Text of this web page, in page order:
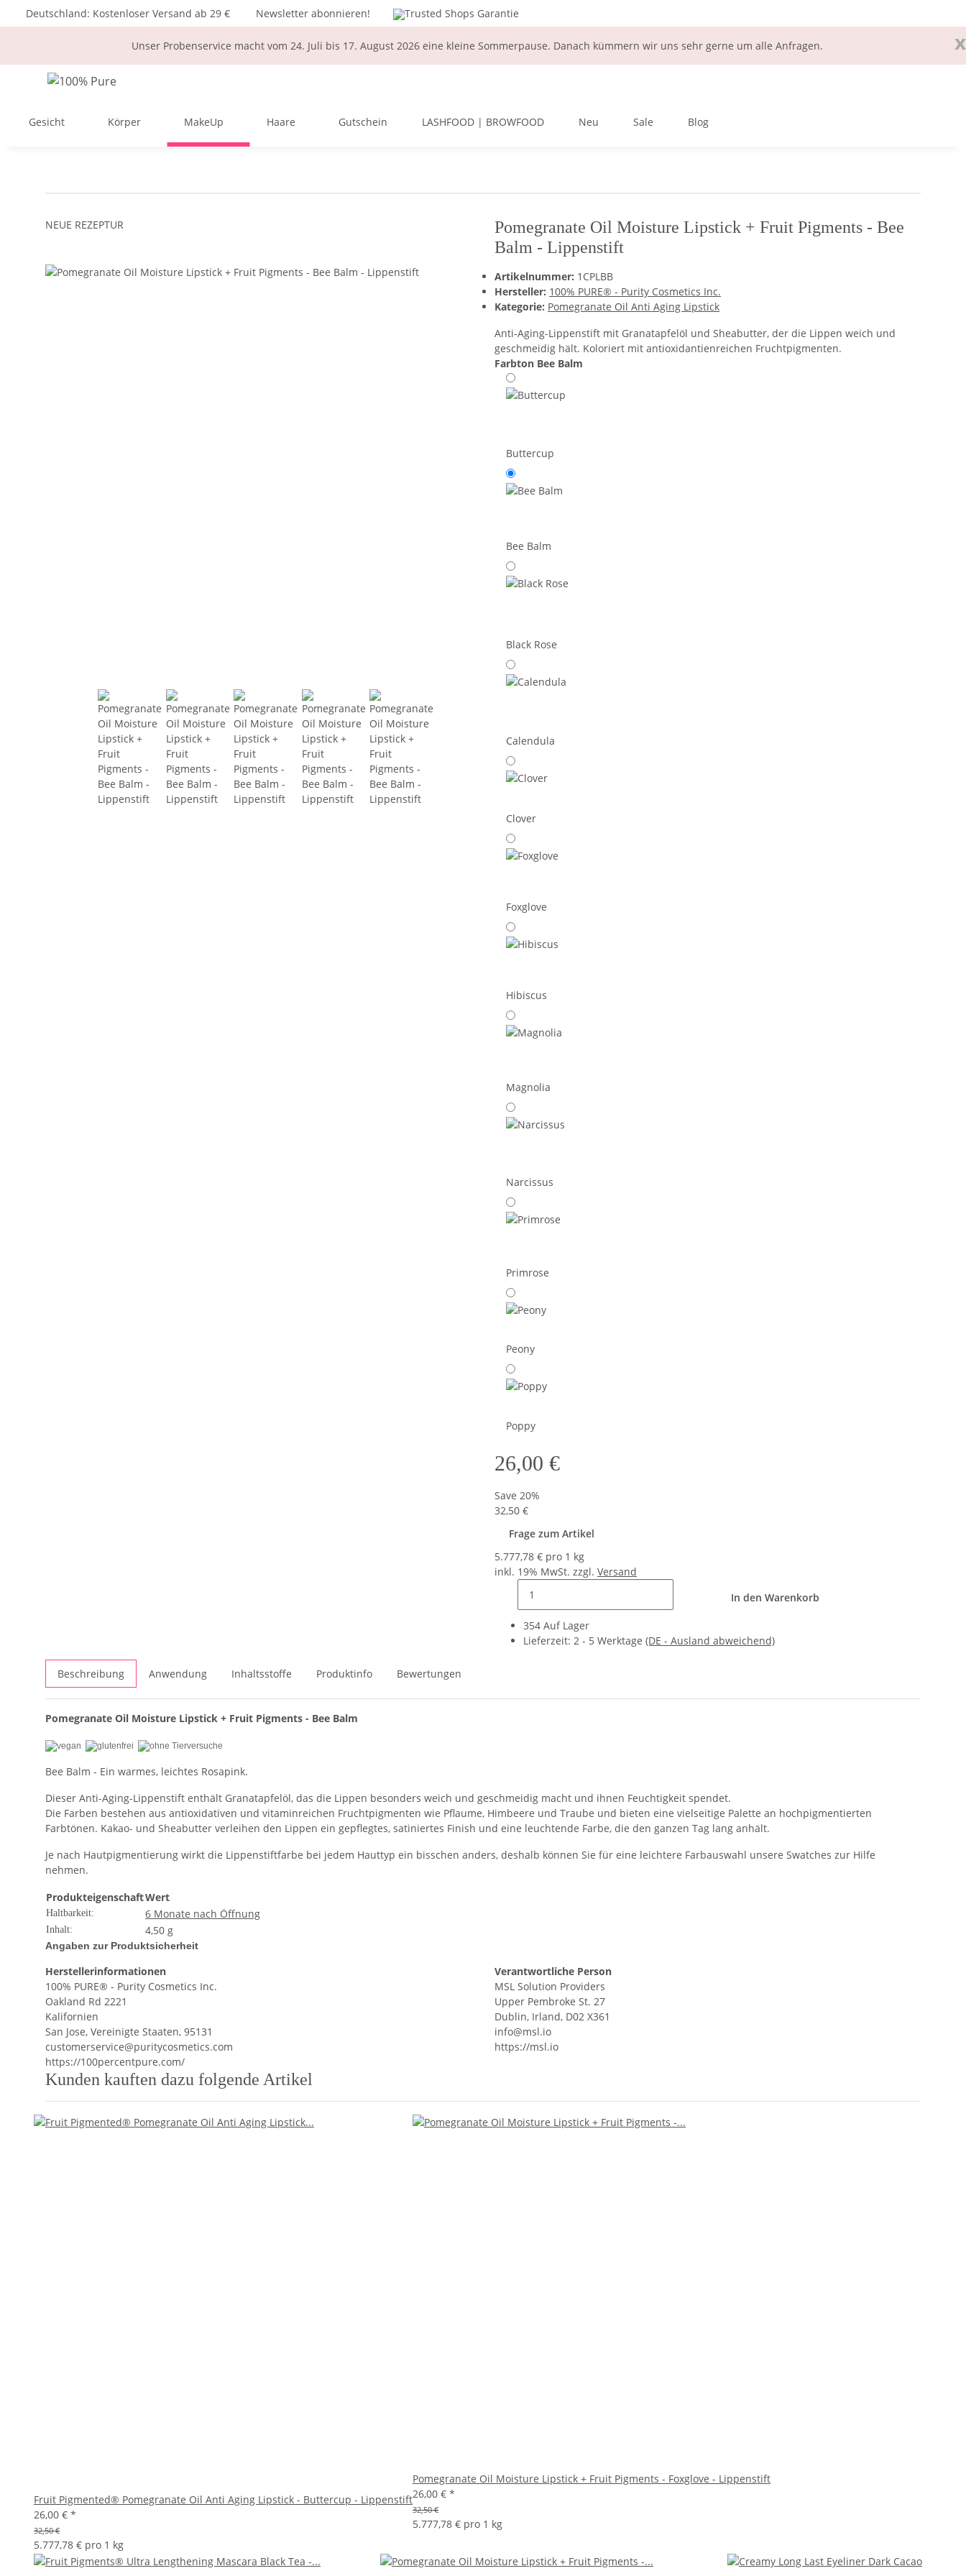
Deutschland: Kostenloser Versand ab 29 € Newsletter abonnieren! Trusted Shops Garantie
x
Unser Probenservice macht vom 24. Juli bis 17. August 2026 eine kleine Sommerpause. Danach kümmern wir uns sehr gerne um alle Anfragen.
Gesicht Körper MakeUp Haare Gutschein LASHFOOD | BROWFOOD Neu Sale Blog
NEUE REZEPTUR
Pomegranate Oil Moisture Lipstick + Fruit Pigments - Bee
Balm - Lippenstift
Artikelnummer: 1CPLBB
Hersteller: 100% PURE® - Purity Cosmetics Inc.
Kategorie: Pomegranate Oil Anti Aging Lipstick
Anti-Aging-Lippenstift mit Granatapfelöl und Sheabutter, der die Lippen weich und
geschmeidig hält. Koloriert mit antioxidantienreichen Fruchtpigmenten.
Farbton Bee Balm
Buttercup
Bee Balm
Black Rose
Calendula
Clover
Foxglove
Hibiscus
Magnolia
Narcissus
Primrose
Peony
Poppy
26,00 €
Save 20%
32,50 €
Frage zum Artikel
5.777,78 € pro 1 kg
inkl. 19% MwSt. zzgl. Versand
In den Warenkorb
354 Auf Lager
Lieferzeit: 2 - 5 Werktage (DE - Ausland abweichend)
Beschreibung Anwendung Inhaltsstoffe Produktinfo Bewertungen
Pomegranate Oil Moisture Lipstick + Fruit Pigments - Bee Balm
Bee Balm - Ein warmes, leichtes Rosapink.
Dieser Anti-Aging-Lippenstift enthält Granatapfelöl, das die Lippen besonders weich und geschmeidig macht und ihnen Feuchtigkeit spendet.
Die Farben bestehen aus antioxidativen und vitaminreichen Fruchtpigmenten wie Pflaume, Himbeere und Traube und bieten eine vielseitige Palette an hochpigmentierten
Farbtönen. Kakao- und Sheabutter verleihen den Lippen ein gepflegtes, satiniertes Finish und eine leuchtende Farbe, die den ganzen Tag lang anhält.
Je nach Hautpigmentierung wirkt die Lippenstiftfarbe bei jedem Hauttyp ein bisschen anders, deshalb können Sie für eine leichtere Farbauswahl unsere Swatches zur Hilfe
nehmen.
ProdukteigenschaftWert
Haltbarkeit: 6 Monate nach Öffnung
Inhalt: 4,50 g
Angaben zur Produktsicherheit
Herstellerinformationen
100% PURE® - Purity Cosmetics Inc.
Oakland Rd 2221
Kalifornien
San Jose, Vereinigte Staaten, 95131
customerservice@puritycosmetics.com
https://100percentpure.com/
Verantwortliche Person
MSL Solution Providers
Upper Pembroke St. 27
Dublin, Irland, D02 X361
info@msl.io
https://msl.io
Kunden kauften dazu folgende Artikel
Fruit Pigmented® Pomegranate Oil Anti Aging Lipstick - Buttercup - Lippenstift
26,00 € *
32,50 €
5.777,78 € pro 1 kg
Pomegranate Oil Moisture Lipstick + Fruit Pigments - Foxglove - Lippenstift
26,00 € *
32,50 €
5.777,78 € pro 1 kg